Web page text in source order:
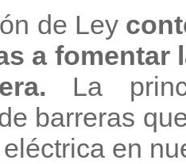
de Ley
a
La
barreras
en